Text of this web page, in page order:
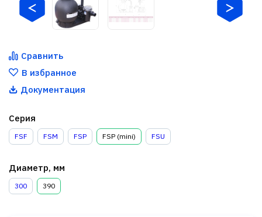
Сравнить
В избранное
Документация
Серия
FSF FSM FSP FSP (mini) FSU
Диаметр, мм
300 390